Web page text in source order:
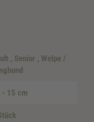
, Senior , Welpe /
- 15 cm